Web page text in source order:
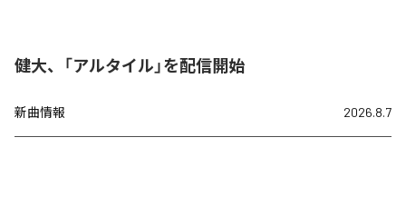
健大、「アルタイル」を配信開始
新曲情報 2026.8.7